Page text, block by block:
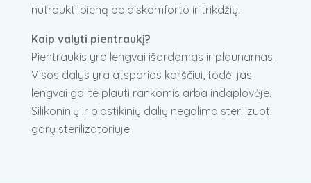
nutraukti pieną be diskomforto ir trikdžių.
Kaip valyti pientraukį?
Pientraukis yra lengvai išardomas ir plaunamas.
Visos dalys yra atsparios karščiui, todėl jas
lengvai galite plauti rankomis arba indaplovėje.
Silikoninių ir plastikinių dalių negalima sterilizuoti
garų sterilizatoriuje.